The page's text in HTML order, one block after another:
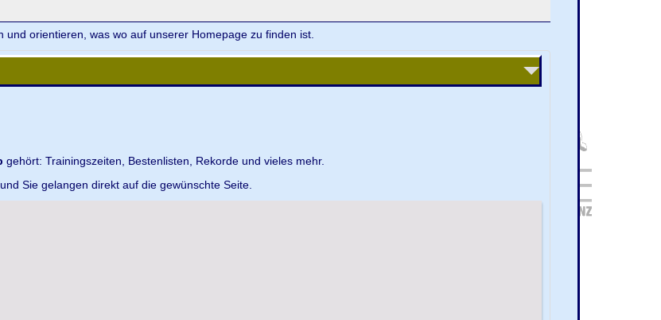
orientieren, was wo auf unserer Homepage zu finden ist.
gehört: Trainingszeiten, Bestenlisten, Rekorde und vieles mehr.
Sie gelangen direkt auf die gewünschte Seite.